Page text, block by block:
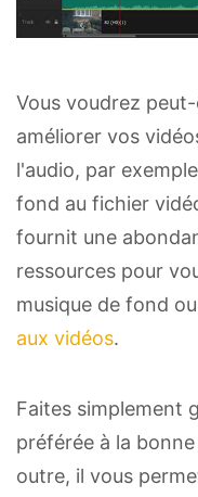
Vous voudrez
améliorer vos
l'audio, par
fond au fichier
fournit une
ressources pour
musique de fond
aux vidéos.
Faites simplement
préférée à la
outre, il vous